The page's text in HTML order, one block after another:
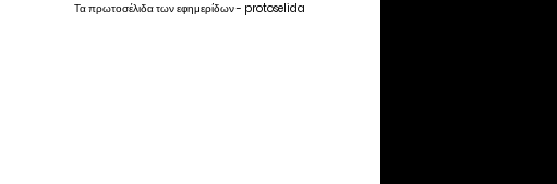
Ταπρωτοσέλιδατωνεφημερίδων- protoselida